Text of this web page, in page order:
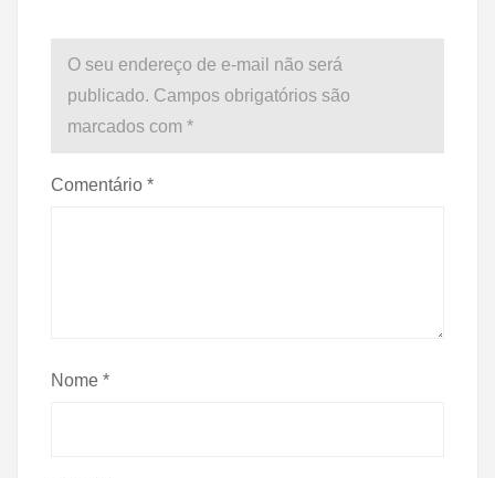
O seu endereço de e-mail não será
publicado. Campos obrigatórios são
marcados com *
Comentário *
Nome *